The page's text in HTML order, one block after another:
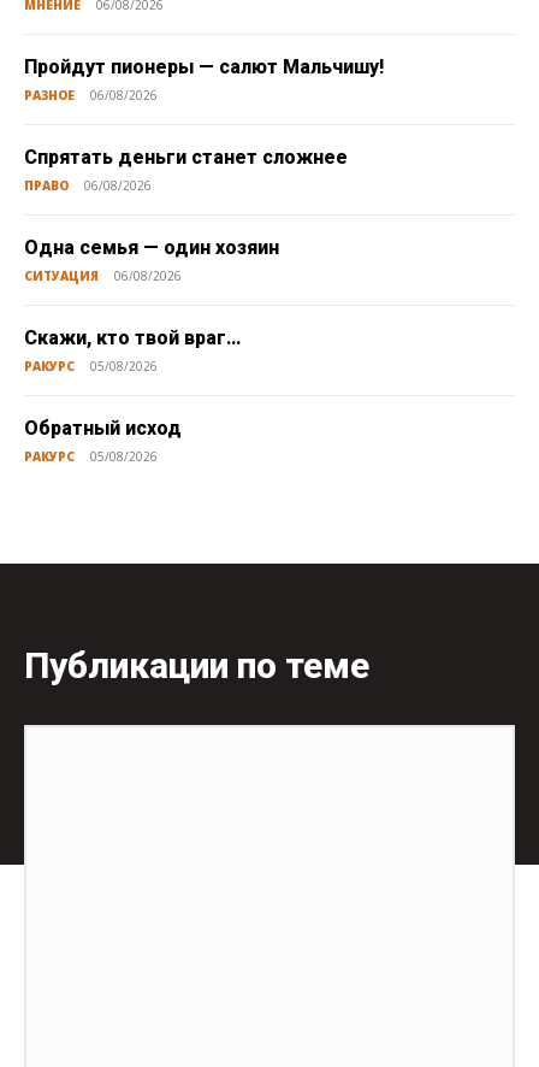
МНЕНИЕ 06/08/2026
Пройдут пионеры — салют Мальчишу!
РАЗНОЕ 06/08/2026
Спрятать деньги станет сложнее
ПРАВО 06/08/2026
Одна семья — один хозяин
СИТУАЦИЯ 06/08/2026
Скажи, кто твой враг…
РАКУРС 05/08/2026
Обратный исход
РАКУРС 05/08/2026
Публикации по теме